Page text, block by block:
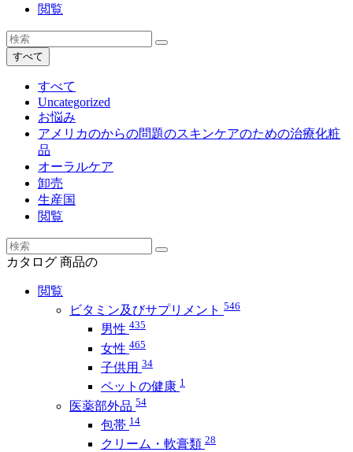
閲覧
すべて
すべて
Uncategorized
お悩み
アメリカのからの問題のスキンケアのための治療化粧
品
オーラルケア
卸売
生産国
閲覧
カタログ 商品の
閲覧
ビタミン及びサプリメント 546
男性 435
女性 465
子供用 34
ペットの健康 1
医薬部外品 54
包帯 14
クリーム・軟膏類 28